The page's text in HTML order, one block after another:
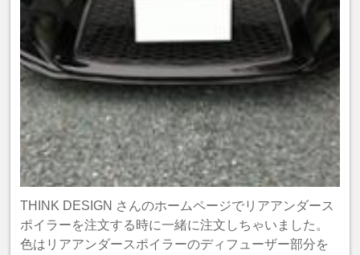
THINK DESIGN さんのホームページでリアアンダース
ポイラーを注文する時に一緒に注文しちゃいました。
色はリアアンダースポイラーのディフューザー部分を